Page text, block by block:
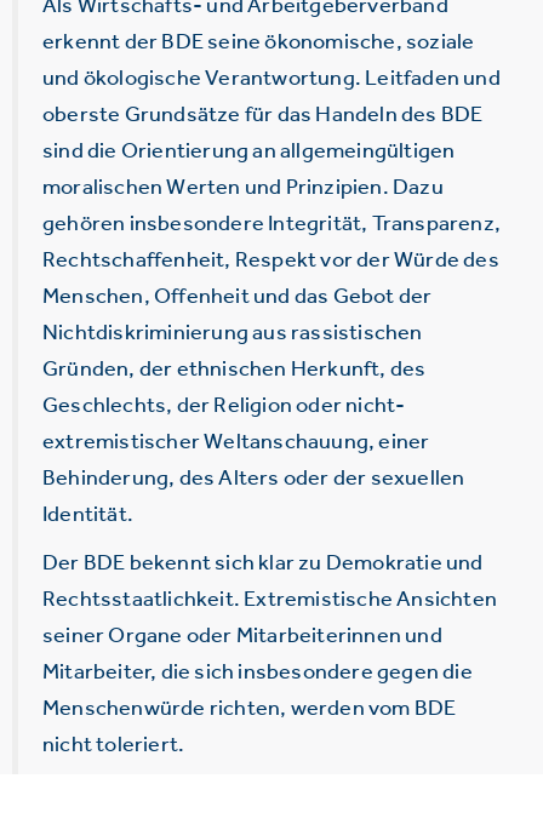
erkennt der BDE seine ökonomische, soziale
und ökologische Verantwortung. Leitfaden und
oberste Grundsätze für das Handeln des BDE
sind die Orientierung an allgemeingültigen
moralischen Werten und Prinzipien. Dazu
gehören insbesondere Integrität, Transparenz,
Rechtschaffenheit, Respekt vor der Würde des
Menschen, Offenheit und das Gebot der
Nichtdiskriminierung aus rassistischen
Gründen, der ethnischen Herkunft, des
Geschlechts, der Religion oder nicht-
extremistischer Weltanschauung, einer
Behinderung, des Alters oder der sexuellen
Identität.
Der BDE bekennt sich klar zu Demokratie und
Rechtsstaatlichkeit. Extremistische Ansichten
seiner Organe oder Mitarbeiterinnen und
Mitarbeiter, die sich insbesondere gegen die
Menschenwürde richten, werden vom BDE
nicht toleriert.